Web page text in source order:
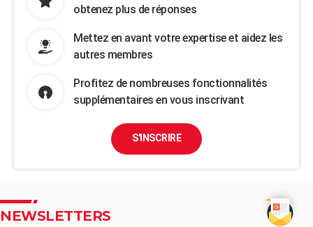
obtenez plus de réponses
Mettez en avant votre expertise et aidez les
autres membres
Profitez de nombreuses fonctionnalités
supplémentaires en vous inscrivant
S'INSCRIRE
NEWSLETTERS